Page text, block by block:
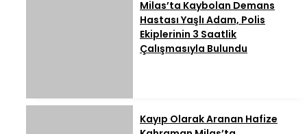
Milas’ta Kaybolan Demans
Hastası Yaşlı Adam, Polis
Ekiplerinin 3 Saatlik
Çalışmasıyla Bulundu
Kayıp Olarak Aranan Hafize